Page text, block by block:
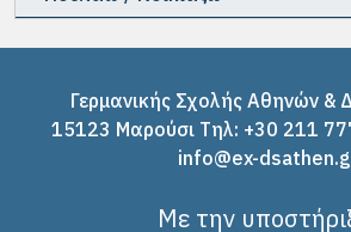
Γερμανικής Σχολής Αθηνών &
15123 Μαρούσι Tηλ: +30 211
info@ex-
Με την